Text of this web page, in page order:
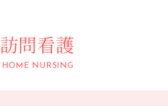
訪問看護
HOME NURSING